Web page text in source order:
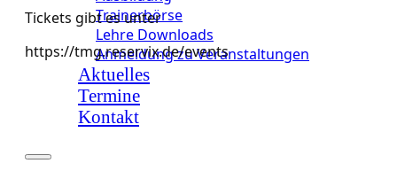
Trainerbörse
Lehre Downloads
Anmeldung zu Veranstaltungen
Aktuelles
Termine
Kontakt
Tickets gibt es unter
https://tmg.reservix.de/events